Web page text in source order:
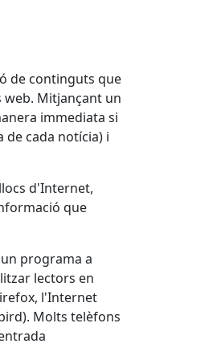
de continguts que
web. Mitjançant un
immediata si
cada notícia) i
d'Internet,
que
programa a
lectors en
l'Internet
Molts telèfons